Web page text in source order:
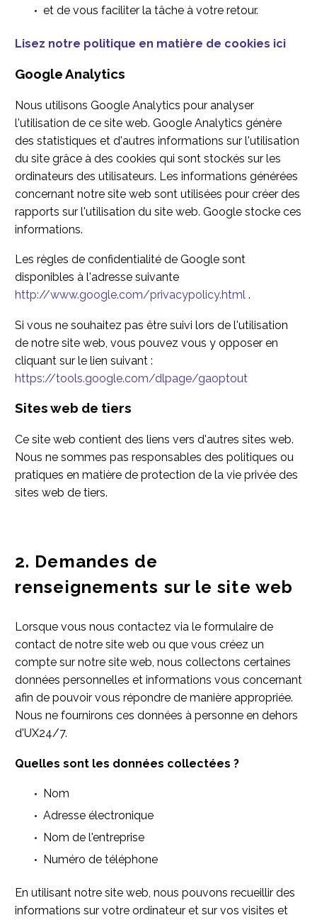
et de vous faciliter la tâche à votre retour.
Lisez notre politique en matière de cookies ici
Google Analytics
Nous utilisons Google Analytics pour analyser
l'utilisation de ce site web. Google Analytics génère
des statistiques et d'autres informations sur l'utilisation
du site grâce à des cookies qui sont stockés sur les
ordinateurs des utilisateurs. Les informations générées
concernant notre site web sont utilisées pour créer des
rapports sur l'utilisation du site web. Google stocke ces
informations.
Les règles de confidentialité de Google sont
disponibles à l'adresse suivante
http://www.google.com/privacypolicy.html .
Si vous ne souhaitez pas être suivi lors de l'utilisation
de notre site web, vous pouvez vous y opposer en
cliquant sur le lien suivant :
https://tools.google.com/dlpage/gaoptout
Sites web de tiers
Ce site web contient des liens vers d'autres sites web.
Nous ne sommes pas responsables des politiques ou
pratiques en matière de protection de la vie privée des
sites web de tiers.
2. Demandes de
renseignements sur le site web
Lorsque vous nous contactez via le formulaire de
contact de notre site web ou que vous créez un
compte sur notre site web, nous collectons certaines
données personnelles et informations vous concernant
afin de pouvoir vous répondre de manière appropriée.
Nous ne fournirons ces données à personne en dehors
d'UX24/7.
Quelles sont les données collectées ?
Nom
Adresse électronique
Nom de l'entreprise
Numéro de téléphone
En utilisant notre site web, nous pouvons recueillir des
informations sur votre ordinateur et sur vos visites et